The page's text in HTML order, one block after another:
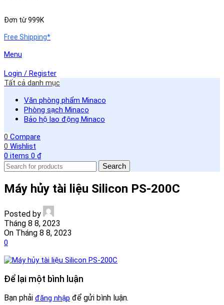
Đơn từ 999K
Free Shipping*
Menu
Login / Register
Tất cả danh mục
Văn phòng phẩm Minaco
Phòng sạch Minaco
Bảo hộ lao động Minaco
0 Compare
0 Wishlist
0 items 0 ₫
Search
Máy hủy tài liệu Silicon PS-200C
Posted by
Tháng 8 8, 2023
On Tháng 8 8, 2023
0
Để lại một bình luận
Bạn phải đăng nhập để gửi bình luận.